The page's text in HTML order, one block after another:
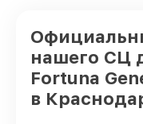
нашего СЦ
Fortuna
в